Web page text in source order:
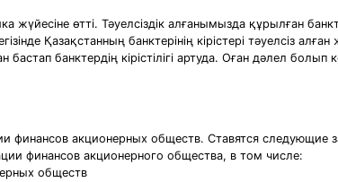
жүйесіне өтті. Тәуелсіздік алғанымызда құрылған
Қазақстанның банктерінің кірістері тәуелсіз
банктердің кірістілігі артуда. Оған дәлел болып
финансов акционерных обществ. Ставятся следующие
финансов акционерного общества, в том числе:
обществ